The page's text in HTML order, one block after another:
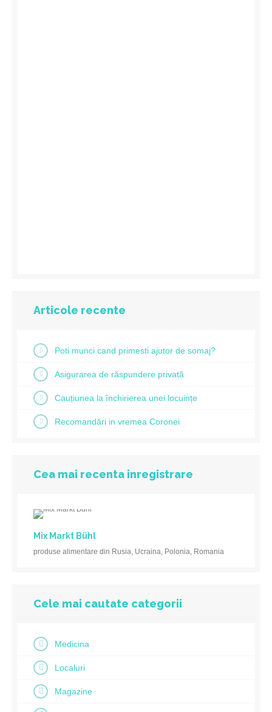
Articole recente
Poti munci cand primesti ajutor de somaj?
Asigurarea de răspundere privată
Cauțiunea la închirierea unei locuințe
Recomandări in vremea Coronei
Cea mai recenta inregistrare
Mix Markt Bühl
produse alimentare din Rusia, Ucraina, Polonia, Romania
Cele mai cautate categorii
Medicina
Localuri
Magazine